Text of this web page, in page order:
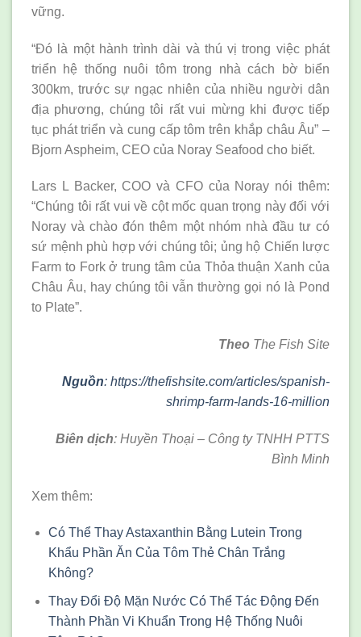
vững.
“Đó là một hành trình dài và thú vị trong việc phát
triển hệ thống nuôi tôm trong nhà cách bờ biển
300km, trước sự ngạc nhiên của nhiều người dân
địa phương, chúng tôi rất vui mừng khi được tiếp
tục phát triển và cung cấp tôm trên khắp châu Âu” –
Bjorn Aspheim, CEO của Noray Seafood cho biết.
Lars L Backer, COO và CFO của Noray nói thêm:
“Chúng tôi rất vui về cột mốc quan trọng này đối với
Noray và chào đón thêm một nhóm nhà đầu tư có
sứ mệnh phù hợp với chúng tôi; ủng hộ Chiến lược
Farm to Fork ở trung tâm của Thỏa thuận Xanh của
Châu Âu, hay chúng tôi vẫn thường gọi nó là Pond
to Plate”.
Theo The Fish Site
Nguồn: https://thefishsite.com/articles/spanish-
shrimp-farm-lands-16-million
Biên dịch: Huyền Thoại – Công ty TNHH PTTS
Bình Minh
Xem thêm:
Có Thể Thay Astaxanthin Bằng Lutein Trong
Khẩu Phần Ăn Của Tôm Thẻ Chân Trắng
Không?
Thay Đổi Độ Mặn Nước Có Thể Tác Động Đến
Thành Phần Vi Khuẩn Trong Hệ Thống Nuôi